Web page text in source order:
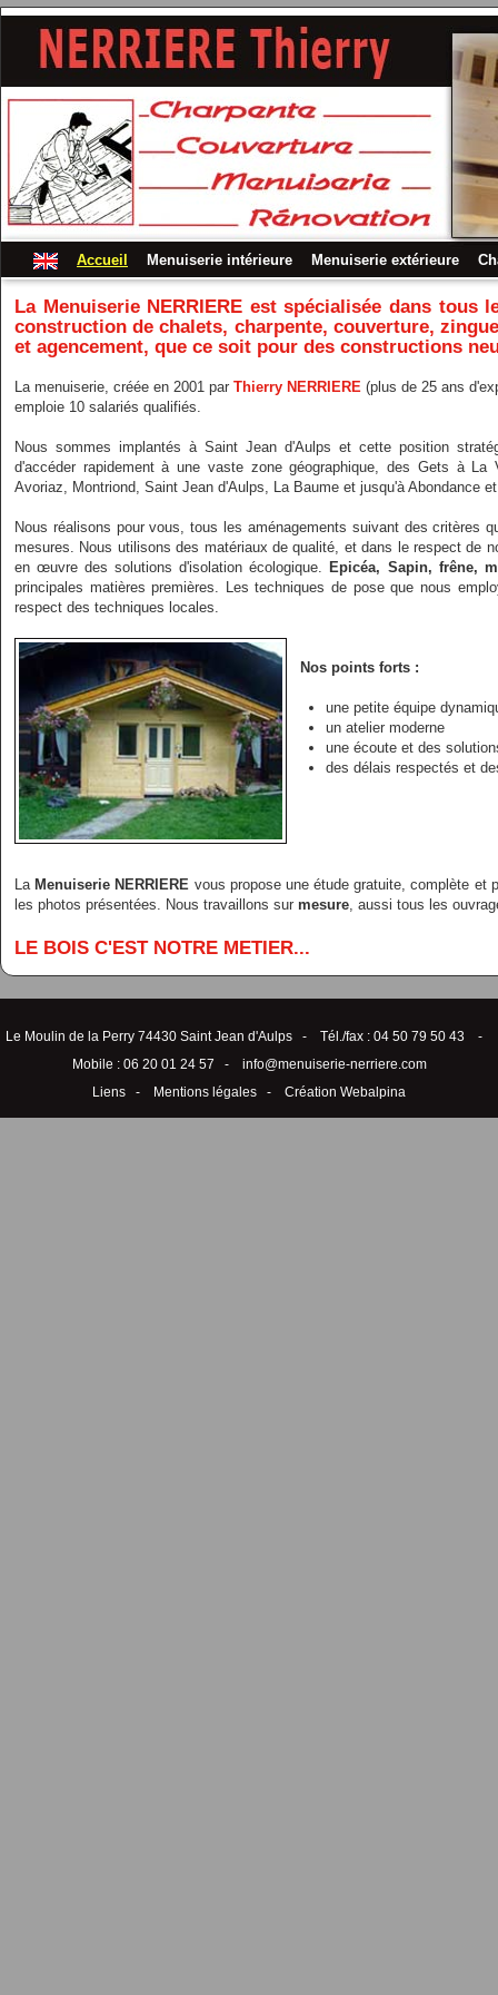
Accueil Menuiserie intérieure Menuiserie extérieure
La Menuiserie NERRIERE est spécialisée dans tous
construction de chalets, charpente, couverture,
et agencement, que ce soit pour des constructions
La menuiserie, créée en 2001 par Thierry NERRIERE (plus de 25 ans
emploie 10 salariés qualifiés.
Nous sommes implantés à Saint Jean d'Aulps et cette position
d'accéder rapidement à une vaste zone géographique, des Gets à La
Avoriaz, Montriond, Saint Jean d'Aulps, La Baume et jusqu'à Abondance
Nous réalisons pour vous, tous les aménagements suivant des critères
mesures. Nous utilisons des matériaux de qualité, et dans le respect de
en œuvre des solutions d'isolation écologique. Epicéa, Sapin, frêne,
principales matières premières. Les techniques de pose que nous
respect des techniques locales.
Nos points forts :
une petite équipe
un atelier moderne
une écoute et des
des délais respectés et
La Menuiserie NERRIERE vous propose une étude gratuite, complète et
les photos présentées. Nous travaillons sur mesure, aussi tous les
LE BOIS C'EST NOTRE METIER...
Le Moulin de la Perry 74430 Saint Jean d'Aulps - Tél./fax : 04 50 79 50 43 -
Mobile : 06 20 01 24 57 - info@menuiserie-nerriere.com
Liens - Mentions légales - Création Webalpina